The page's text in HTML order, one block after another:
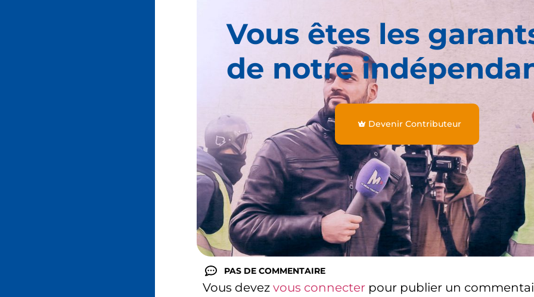
Vous êtes les
de notre
Devenir Contributeur
PAS DE COMMENTAIRE
Vous devez vous connecter pour publier un